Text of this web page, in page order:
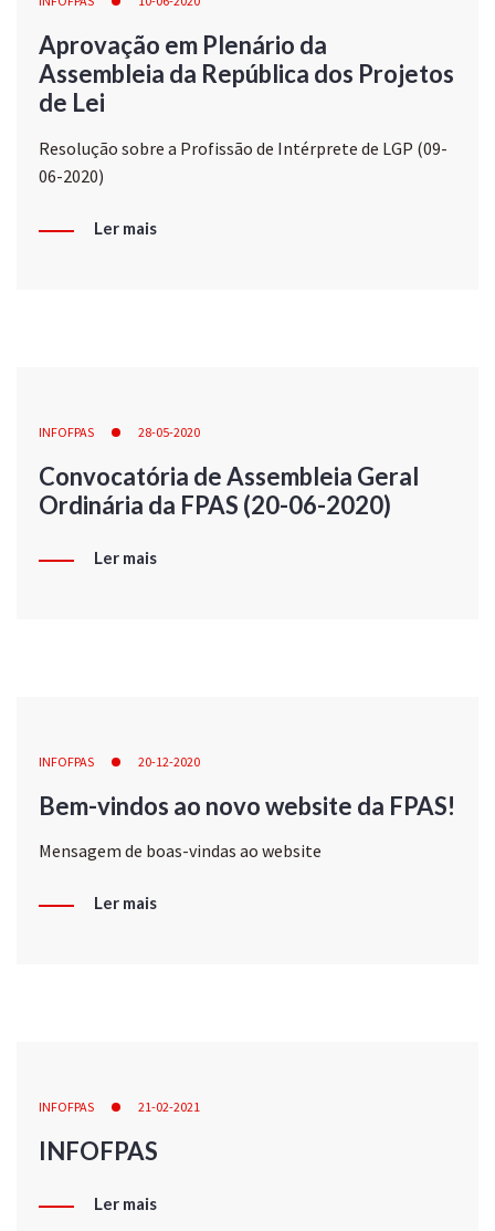
Aprovação em Plenário da
Assembleia da República dos Projetos
de Lei
Resolução sobre a Profissão de Intérprete de LGP (09-
06-2020)
Ler mais
INFOFPAS 28-05-2020
Convocatória de Assembleia Geral
Ordinária da FPAS (20-06-2020)
Ler mais
INFOFPAS 20-12-2020
Bem-vindos ao novo website da FPAS!
Mensagem de boas-vindas ao website
Ler mais
INFOFPAS 21-02-2021
INFOFPAS
Ler mais